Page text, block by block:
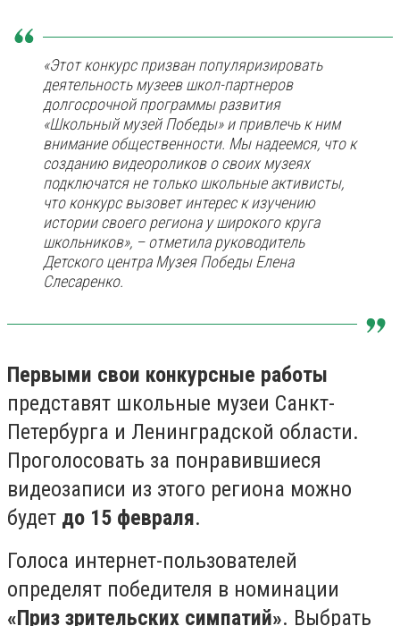
«Этот конкурс призван популяризировать
деятельность музеев школ-партнеров
долгосрочной программы развития
«Школьный музей Победы» и привлечь к ним
внимание общественности. Мы надеемся, что к
созданию видеороликов о своих музеях
подключатся не только школьные активисты,
что конкурс вызовет интерес к изучению
истории своего региона у широкого круга
школьников», – отметила руководитель
Детского центра Музея Победы Елена
Слесаренко.
Первыми свои конкурсные работы
представят школьные музеи Санкт-
Петербурга и Ленинградской области.
Проголосовать за понравившиеся
видеозаписи из этого региона можно
будет до 15 февраля.
Голоса интернет-пользователей
определят победителя в номинации
«Приз зрительских симпатий». Выбрать